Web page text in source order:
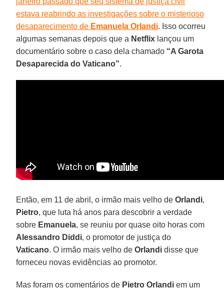
estava reabrindo as investigações sobre o misterioso
desaparecimento de Emanuela Orlandi. Isso ocorreu
algumas semanas depois que a Netflix lançou um
documentário sobre o caso dela chamado “A Garota
Desaparecida do Vaticano”.
Então, em 11 de abril, o irmão mais velho deOrlandi,
Pietro, que luta há anos para descobrir a verdade
sobre Emanuela, se reuniu por quase oito horas com
Alessandro Diddi, o promotor de justiça do
Vaticano. O irmão mais velho deOrlandi disse que
forneceu novas evidências ao promotor.
Mas foram os comentários de Pietro Orlandi em um